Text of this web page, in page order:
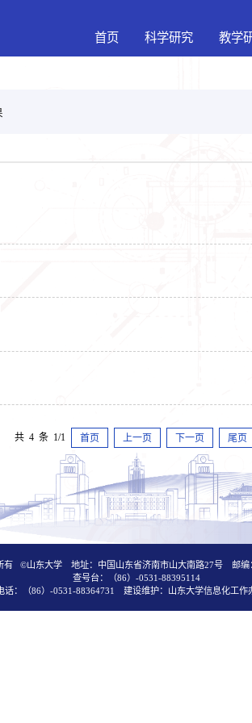
首页 科学研究 教学
共 4 条 1/1 首页 上一页 下一页 尾页
有 ©山东大学 地址：中国山东省济南市山大南路27号 邮编
查号台：（86）-0531-88395114
话：（86）-0531-88364731 建设维护：山东大学信息化